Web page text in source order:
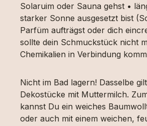
Solaruim oder Sauna gehst •
starker Sonne ausgesetzt bist
Parfüm aufträgst oder dich
sollte dein Schmuckstück nicht
Chemikalien in Verbindung
Nicht im Bad lagern! Dasselbe
Dekostücke mit Muttermilch.
kannst Du ein weiches
oder auch mit einem weichen,